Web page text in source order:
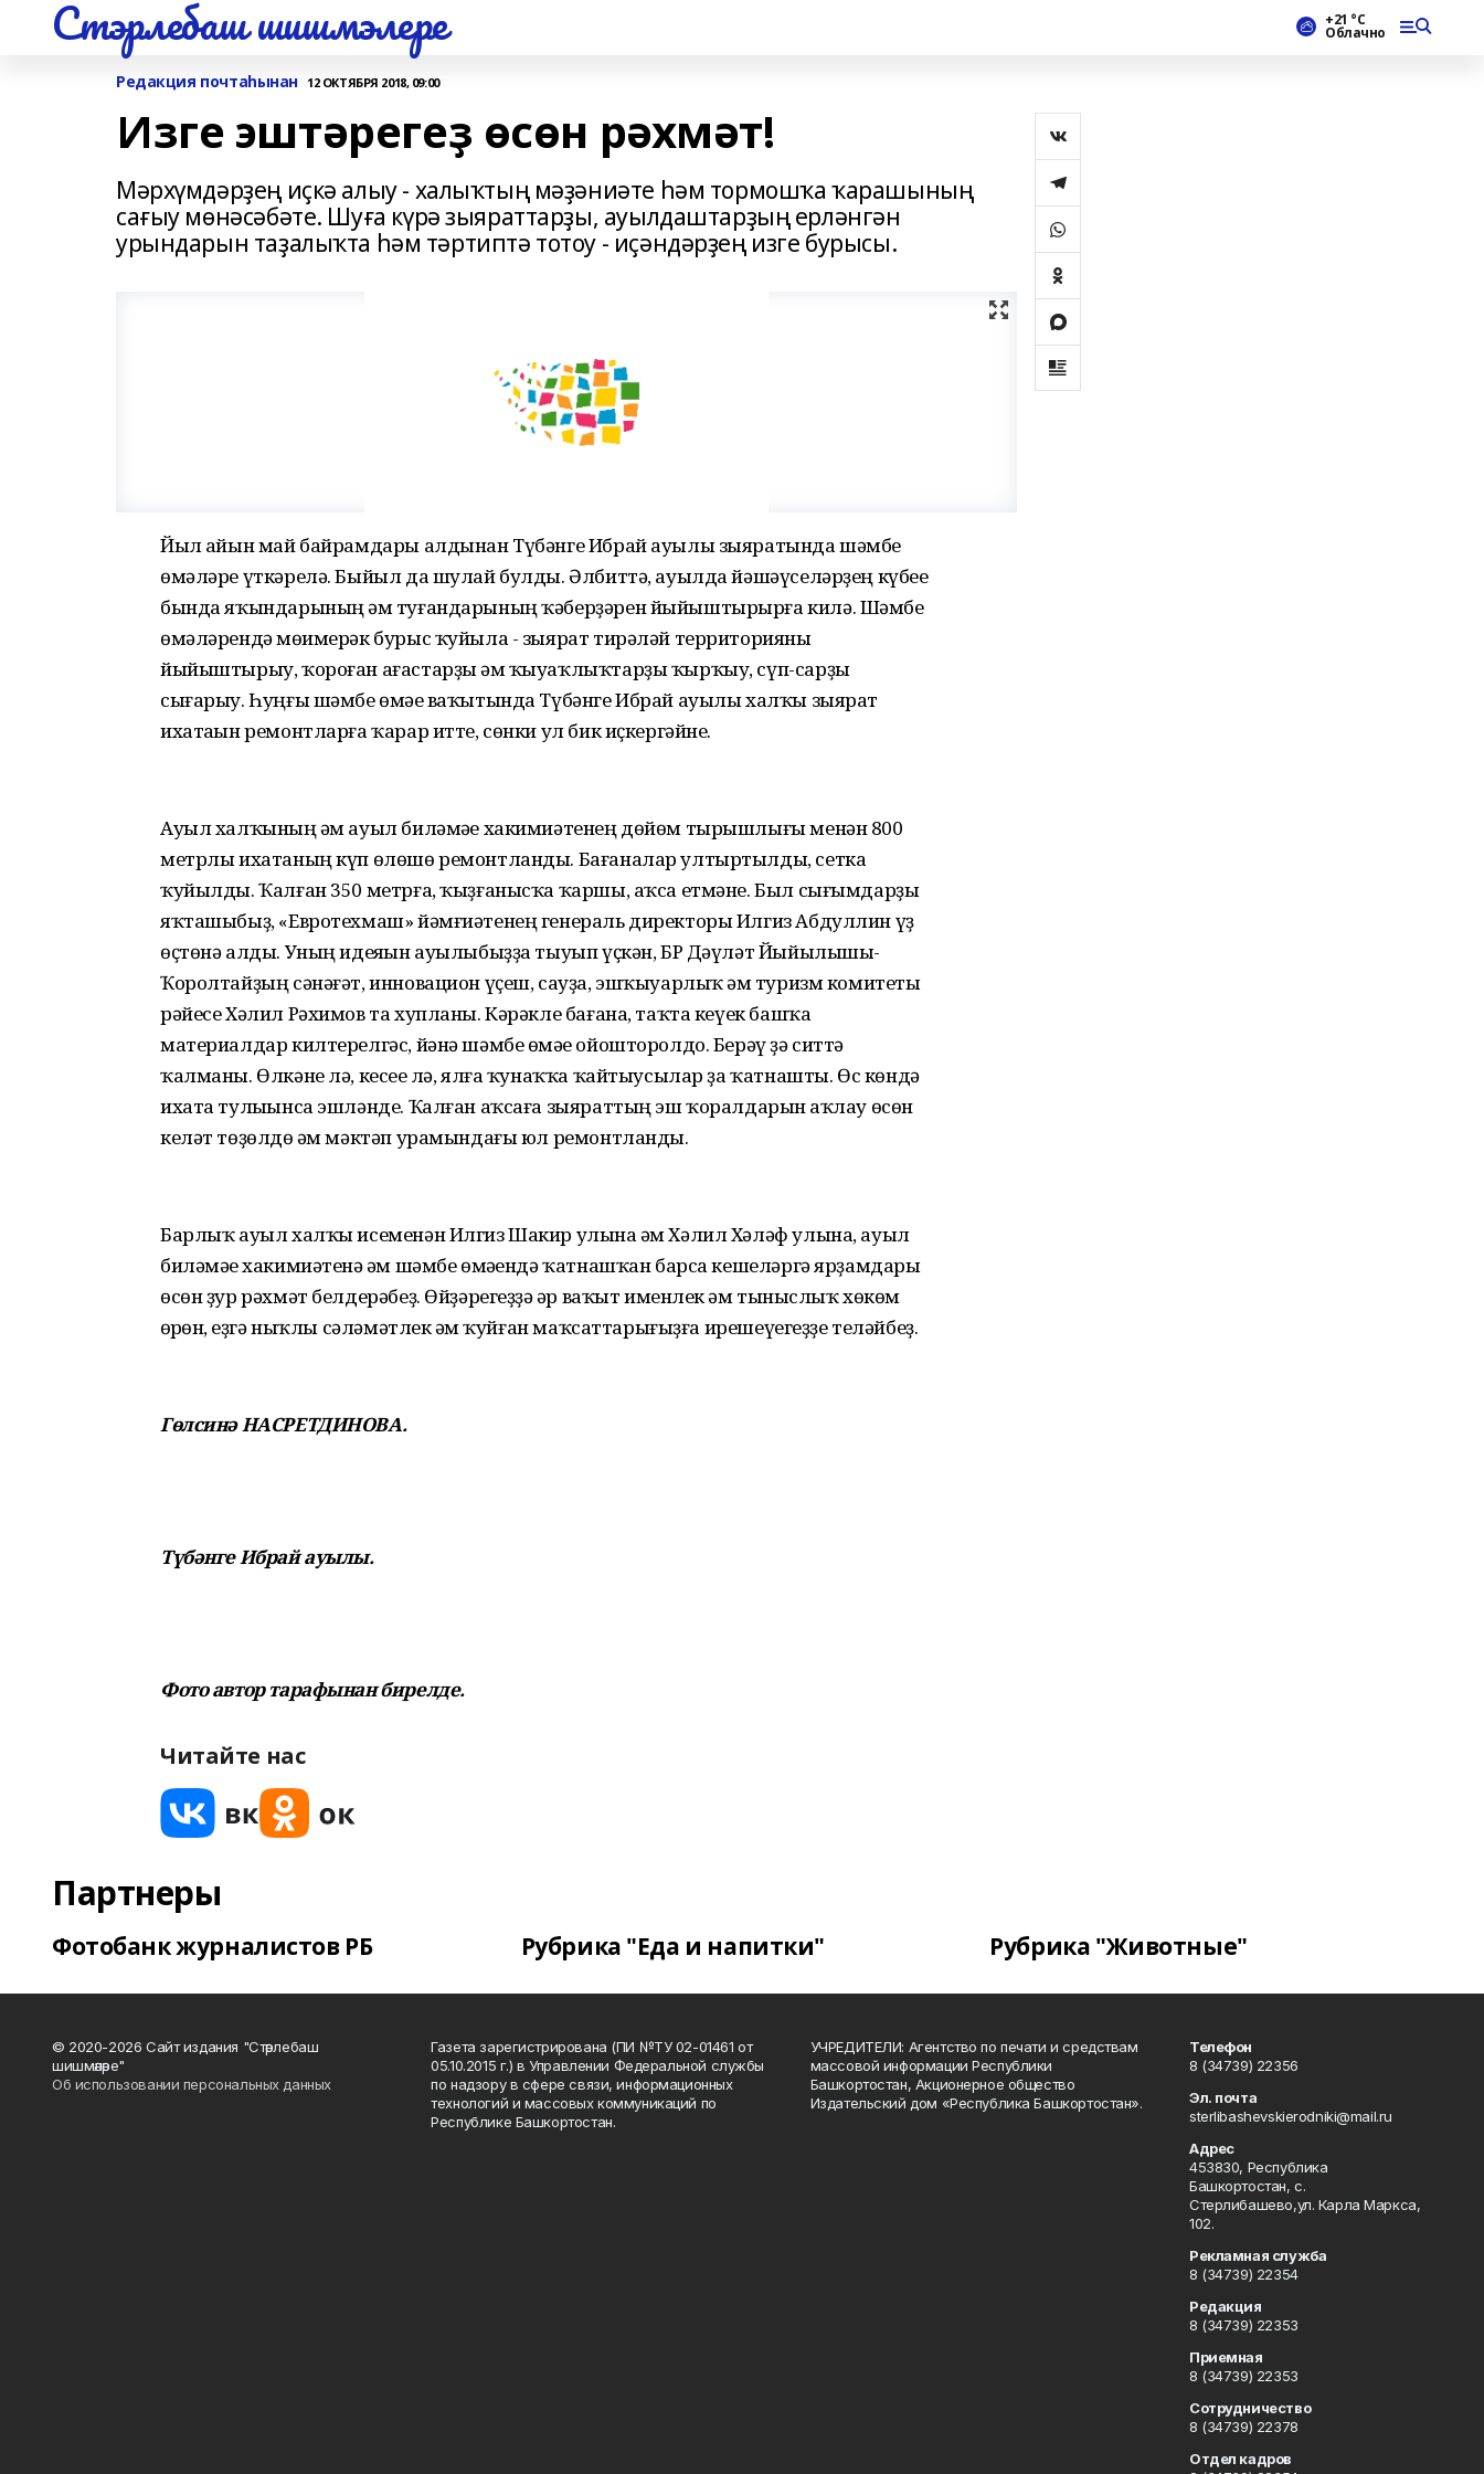
Стэрлебаш шишмэлере +21 °С
Облачно
Редакция почтаһынан 12 ОКТЯБРЯ 2018, 09:00
Изге эштәрегеҙ өсөн рәхмәт!
Мәрхүмдәрҙең иҫкә алыу - халыҡтың мәҙәниәте һәм тормошҡа ҡарашының
сағыу мөнәсәбәте. Шуға күрә зыяраттарҙы, ауылдаштарҙың ерләнгән
урындарын таҙалыҡта һәм тәртиптә тотоу - иҫәндәрҙең изге бурысы.
Йыл һайын май байрамдары алдынан Түбәнге Ибрай ауылы зыяратында шәмбе
өмәләре үткәрелә. Быйыл да шулай булды. Әлбиттә, ауылда йәшәүселәрҙең күбеһе
бында яҡындарының һәм туғандарының ҡәберҙәрен йыйыштырырға килә. Шәмбе
өмәләрендә мөһимерәк бурыс ҡуйыла - зыярат тирәләй территорияны
йыйыштырыу, ҡороған ағастарҙы һәм ҡыуаҡлыҡтарҙы ҡырҡыу, сүп-сарҙы
сығарыу. Һуңғы шәмбе өмәһе ваҡытында Түбәнге Ибрай ауылы халҡы зыярат
ихатаһын ремонтларға ҡарар итте, сөнки ул бик иҫкергәйне.
Ауыл халҡының һәм ауыл биләмәһе хакимиәтенең дөйөм тырышлығы менән 800
метрлы ихатаның күп өлөшө ремонтланды. Бағаналар ултыртылды, сетка
ҡуйылды. Ҡалған 350 метрға, ҡыҙғанысҡа ҡаршы, аҡса етмәне. Был сығымдарҙы
яҡташыбыҙ, «Евротехмаш» йәмғиәтенең генераль директоры Илгиз Абдуллин үҙ
өҫтөнә алды. Уның идеяһын ауылыбыҙҙа тыуып үҫкән, БР Дәүләт Йыйылышы-
Ҡоролтайҙың сәнәғәт, инновацион үҫеш, сауҙа, эшҡыуарлыҡ һәм туризм комитеты
рәйесе Хәлил Рәхимов та хупланы. Кәрәкле бағана, таҡта кеүек башҡа
материалдар килтерелгәс, йәнә шәмбе өмәһе ойошторолдо. Берәү ҙә ситтә
ҡалманы. Өлкәне лә, кесеһе лә, ялға ҡунаҡҡа ҡайтыусылар ҙа ҡатнашты. Өс көндә
ихата тулыһынса эшләнде. Ҡалған аҡсаға зыяраттың эш ҡоралдарын һаҡлау өсөн
келәт төҙөлдө һәм мәктәп урамындағы юл ремонтланды.
Барлыҡ ауыл халҡы исеменән Илгиз Шакир улына һәм Хәлил Хәләф улына, ауыл
биләмәһе хакимиәтенә һәм шәмбе өмәһендә ҡатнашҡан барса кешеләргә ярҙамдары
өсөн ҙур рәхмәт белдерәбеҙ. Өйҙәрегеҙҙә һәр ваҡыт именлек һәм тыныслыҡ хөкөм
һөрһөн, һеҙгә ныҡлы сәләмәтлек һәм ҡуйған маҡсаттарығыҙға ирешеүегеҙҙе теләйбеҙ.
Гөлсинә НАСРЕТДИНОВА.
Түбәнге Ибрай ауылы.
Фото автор тарафынан бирелде.
Читайте нас
Партнеры
Фотобанк журналистов РБ Рубрика "Еда и напитки" Рубрика "Животные"
© 2020-2026 Сайт издания "Стәрлебаш
шишмәләре"
Об использовании персональных данных
Газета зарегистрирована (ПИ №ТУ 02-01461 от
05.10.2015 г.) в Управлении Федеральной службы
по надзору в сфере связи, информационных
технологий и массовых коммуникаций по
Республике Башкортостан.
УЧРЕДИТЕЛИ: Агентство по печати и средствам
массовой информации Республики
Башкортостан, Акционерное общество
Издательский дом «Республика Башкортостан».
Телефон
8 (34739) 22356
Эл. почта
sterlibashevskierodniki@mail.ru
Адрес
453830, Республика
Башкортостан, c.
Стерлибашево,ул. Карла Маркса,
102.
Рекламная служба
8 (34739) 22354
Редакция
8 (34739) 22353
Приемная
8 (34739) 22353
Сотрудничество
8 (34739) 22378
Отдел кадров